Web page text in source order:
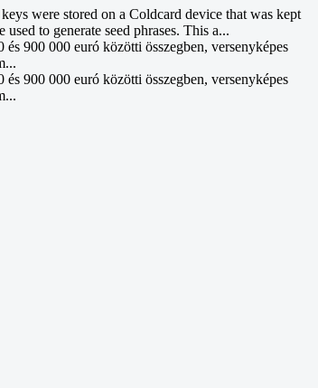
were stored on a Coldcard device that was kept
to generate seed phrases. This a...
900 000 euró közötti összegben, versenyképes
900 000 euró közötti összegben, versenyképes